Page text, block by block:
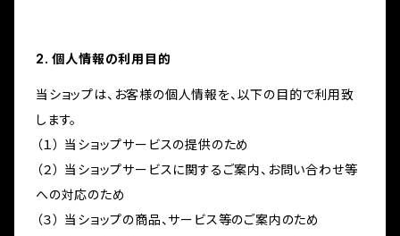
2. 個人情報の利用目的
当ショップは、お客様の個人情報を、以下の目的で利用致
します。
（１） 当ショップサービスの提供のため
（２） 当ショップサービスに関するご案内、お問い合わせ等
への対応のため
（３） 当ショップの商品、サービス等のご案内のため